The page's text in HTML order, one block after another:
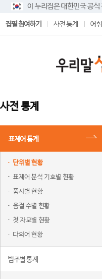
이 누리집은 대한민국 공
집필 참여하기 사전 통계 어
사전 통계
표제어 통계
단위별 현황
표제어 분석 기호별 현황
품사별 현황
음절 수별 현황
첫 자모별 현황
다의어 현황
범주별 통계